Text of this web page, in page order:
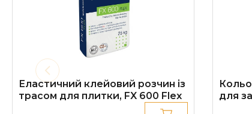
Еластичний клейовий розчин із
трасом для плитки, FX 600 Flex
для